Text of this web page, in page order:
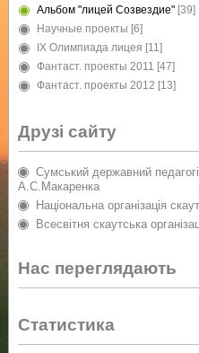
Альбом "лицей Созвездие" [39]
Научные проекты [6]
IX Олимпиада лицея [11]
Фантаст. проекты 2011 [47]
Фантаст. проекты 2012 [13]
Друзі сайту
Сумський державний
А.С.Макаренка
Національна організація
Всесвітня скаутська
Нас переглядають
Статистика